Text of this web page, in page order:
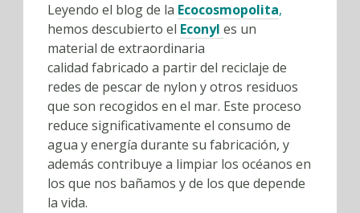
Leyendo el blog de la Ecocosmopolita,
hemos descubierto el Econyl es un
material de extraordinaria
calidad fabricado a partir del reciclaje de
redes de pescar de nylon y otros residuos
que son recogidos en el mar. Este proceso
reduce significativamente el consumo de
agua y energía durante su fabricación, y
además contribuye a limpiar los océanos en
los que nos bañamos y de los que depende
la vida.